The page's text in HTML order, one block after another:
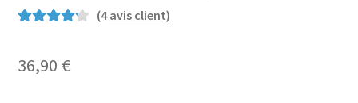
sur
(4avis client)
36,90 €